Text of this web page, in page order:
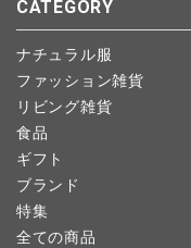
CATEGORY
ナチュラル服
ファッション雑貨
リビング雑貨
食品
ギフト
ブランド
特集
全ての商品